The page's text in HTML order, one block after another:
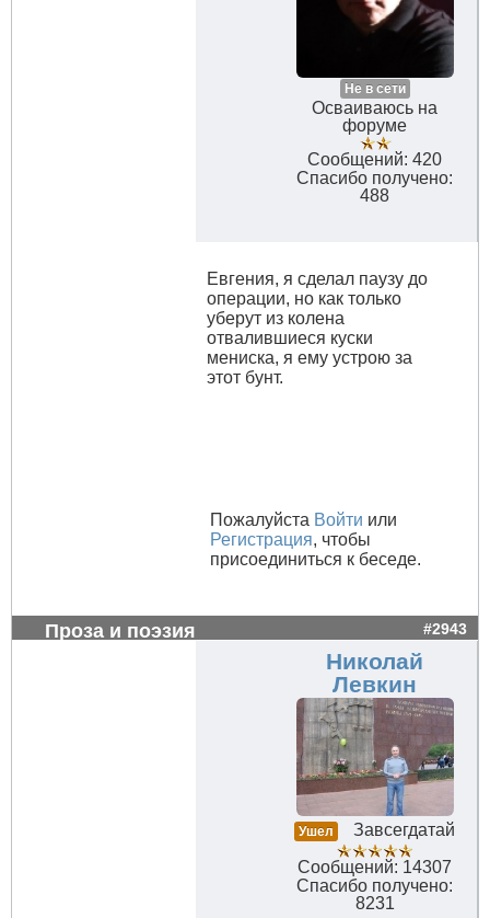
Не в сети
Осваиваюсь на
форуме
Сообщений: 420
Спасибо получено:
488
Евгения, я сделал паузу до
операции, но как только
уберут из колена
отвалившиеся куски
мениска, я ему устрою за
этот бунт.
Пожалуйста Войти или
Регистрация, чтобы
присоединиться к беседе.
Проза и поэзия #2943
Николай
Левкин
Ушел
Завсегдатай
Сообщений: 14307
Спасибо получено:
8231